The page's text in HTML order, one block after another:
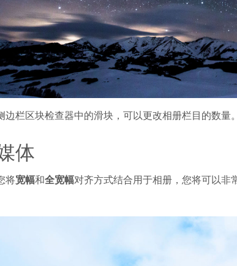
边栏区块检查器中的滑块，可以更改相册栏目的数量。
体
将宽幅和全宽幅对齐方式结合用于相册，您将可以非